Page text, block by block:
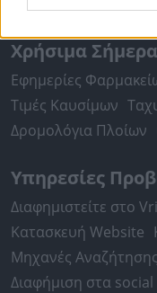
περισσότερα >>
Χρήσιμα Σήμερα
Εφημερίες
Τιμές Καυσίμων
Δρομολόγια Πλοίων
Υπηρεσίες
Διαφημιστείτε στο
Κατασκευή Website
Μηχανές Αναζήτησης
Διαφήμιση στα